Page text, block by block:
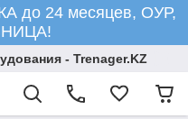
до 24 месяцев, ОУР,
- Trenager.KZ